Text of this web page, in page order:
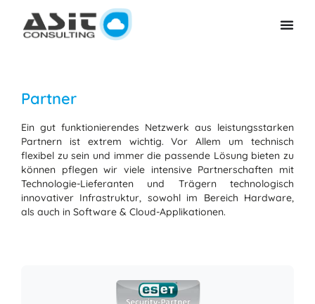
Partner
Ein gut funktionierendes Netzwerk aus leistungsstarken
Partnern ist extrem wichtig. Vor Allem um technisch
flexibel zu sein und immer die passende Lösung bieten zu
können pflegen wir viele intensive Partnerschaften mit
Technologie-Lieferanten und Trägern technologisch
innovativer Infrastruktur, sowohl im Bereich Hardware,
als auch in Software & Cloud-Applikationen.